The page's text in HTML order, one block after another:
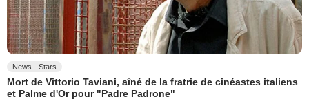
News - Stars
Mort de Vittorio Taviani, aîné de la fratrie de cinéastes italiens
et Palme d'Or pour "Padre Padrone"